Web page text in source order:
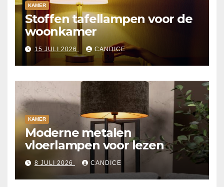
KAMER
Stoffen tafellampen voor de
woonkamer
15 JULI 2026 CANDICE
KAMER
Moderne metalen
vloerlampen voor lezen
8 JULI 2026 CANDICE